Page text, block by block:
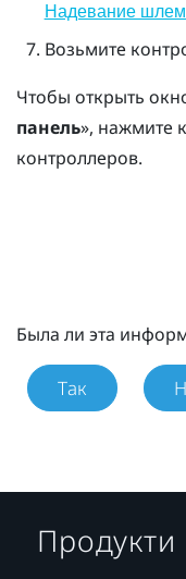
Надевание
Возьмите
Чтобы открыть
панель», нажмите
контроллеров.
Была ли эта
Так
Продукти